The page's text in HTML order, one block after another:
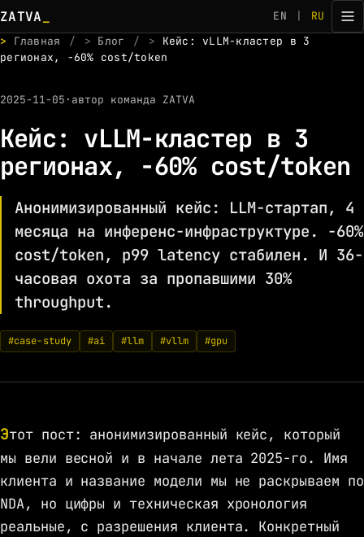
ZATVA EN
RU
>
Главная / > Блог / > Кейс: vLLM-кластер в 3
регионах, -60% cost/token
2025-11-05 · автор команда ZATVA
Кейс: vLLM-кластер в 3
регионах, -60% cost/token
Анонимизированный кейс: LLM-стартап, 4
месяца на инференс-инфраструктуре. -60%
cost/token, p99 latency стабилен. И 36-
часовая охота за пропавшими 30%
throughput.
#case-study #ai #llm #vllm #gpu
Этот пост: анонимизированный кейс, который
мы вели весной и в начале лета 2025-го. Имя
клиента и название модели мы не раскрываем по
NDA, но цифры и техническая хронология
реальные, с разрешения клиента. Конкретный